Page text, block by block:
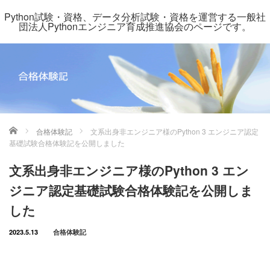
Python試験・資格、データ分析試験・資格を運営する一般社
団法人Pythonエンジニア育成推進協会のページです。
ホーム 合格体験記
文系出身非エンジニア様のPython 3 エンジニア認定
基礎試験合格体験記を公開しました
文系出身非エンジニア様のPython 3 エン
ジニア認定基礎試験合格体験記を公開しま
した
2023.5.13 合格体験記